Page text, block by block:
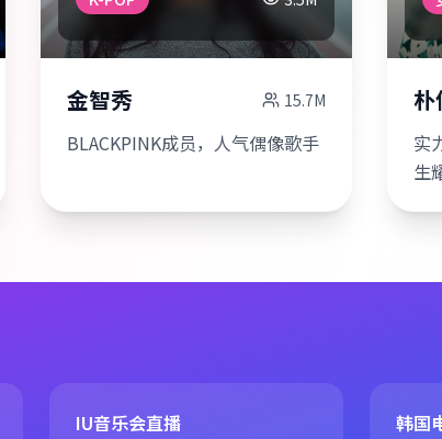
金智秀 15.7M
BLACKPINK成员，人气偶像歌手
朴
实
生
IU音乐会直播 韩国